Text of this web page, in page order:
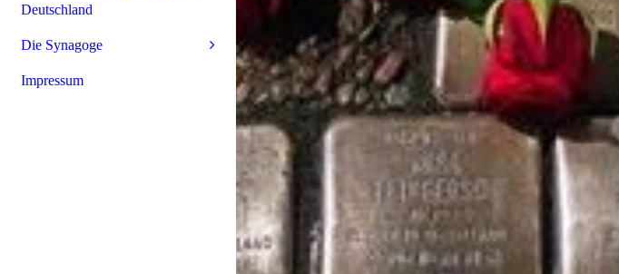
Deutschland
Die Synagoge
Impressum